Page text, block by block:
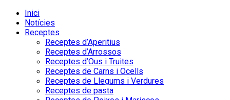
Inici
Notícies
Receptes
Receptes d’Aperitius
Receptes d’Arrossos
Receptes d’Ous i Truites
Receptes de Carns i Ocells
Receptes de Llegums i Verdures
Receptes de pasta